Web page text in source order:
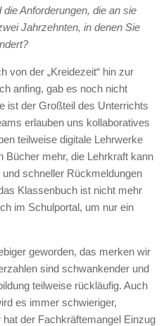
Anforderungen, die an sie
Jahrzehnten, in denen Sie
von der „Kreidezeit“ hin zur
anfing, gab es noch nicht
ist der Großteil des Unterrichts
erlauben uns kollaboratives
teilweise digitale Lehrwerke
Bücher mehr, die Lehrkraft kann
schneller Rückmeldungen
Klassenbuch ist nicht mehr
im Schulportal, um nur ein
geworden, das merken wir
sind schwankender und
teilweise rückläufig. Auch
es immer schwieriger,
der Fachkräftemangel Einzug